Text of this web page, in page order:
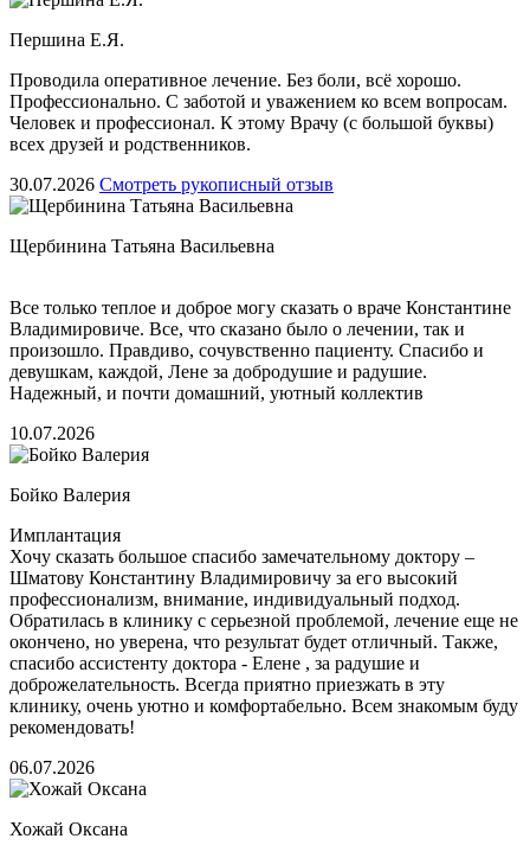
Першина Е.Я.
Проводила оперативное лечение. Без боли, всё хорошо.
Профессионально. С заботой и уважением ко всем вопросам.
Человек и профессионал. К этому Врачу (с большой буквы)
всех друзей и родственников.
30.07.2026 Смотреть рукописный отзыв
Щербинина Татьяна Васильевна
Все только теплое и доброе могу сказать о враче Константине
Владимировиче. Все, что сказано было о лечении, так и
произошло. Правдиво, сочувственно пациенту. Спасибо и
девушкам, каждой, Лене за добродушие и радушие.
Надежный, и почти домашний, уютный коллектив
10.07.2026
Бойко Валерия
Имплантация
Хочу сказать большое спасибо замечательному доктору –
Шматову Константину Владимировичу за его высокий
профессионализм, внимание, индивидуальный подход.
Обратилась в клинику с серьезной проблемой, лечение еще не
окончено, но уверена, что результат будет отличный. Также,
спасибо ассистенту доктора - Елене , за радушие и
доброжелательность. Всегда приятно приезжать в эту
клинику, очень уютно и комфортабельно. Всем знакомым буду
рекомендовать!
06.07.2026
Хожай Оксана